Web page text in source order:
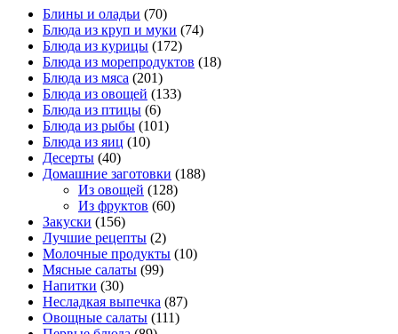
Блины и оладьи (70)
Блюда из круп и муки (74)
Блюда из курицы (172)
Блюда из морепродуктов (18)
Блюда из мяса (201)
Блюда из овощей (133)
Блюда из птицы (6)
Блюда из рыбы (101)
Блюда из яиц (10)
Десерты (40)
Домашние заготовки (188)
Из овощей (128)
Из фруктов (60)
Закуски (156)
Лучшие рецепты (2)
Молочные продукты (10)
Мясные салаты (99)
Напитки (30)
Несладкая выпечка (87)
Овощные салаты (111)